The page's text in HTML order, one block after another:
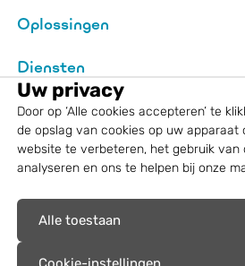
Oplossingen
Diensten
Over VM Building Solutions
Wettelijke informatie
Geregistreerde merken: VM Building
Solutions®, Resitrix®, Alutrix®,
Resistit® G SK
Uw privacy
Door op ‘Alle cookies accepteren’ te
de opslag van cookies op uw apparaat
website te verbeteren, het gebruik van
analyseren en ons te helpen bij onze
Alle toestaan